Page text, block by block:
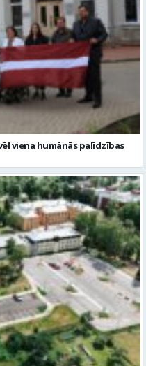
viena humānās palīdzības
stāvlaukuma izbūve
Skatīt visu